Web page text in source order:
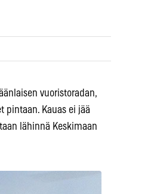
vuoristoradan,
pintaan. Kauas ei jää
lähinnä Keskimaan